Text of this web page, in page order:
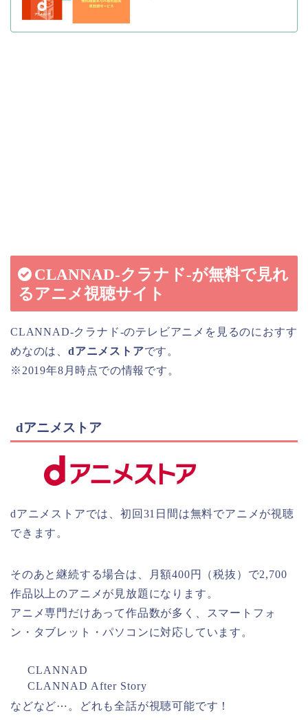
CLANNAD-クラナド-が無料で見れ
るアニメ視聴サイト
CLANNAD-クラナド-のテレビアニメを見るのにおすす
めなのは、 dアニメストアです。
※2019年8月時点での情報です。
dアニメストア
dアニメストアでは、初回31日間は無料でアニメが視聴
できます。
そのあと継続する場合は、月額400円（税抜）で2,700
作品以上のアニメが見放題になります。
アニメ専門だけあって作品数が多く、スマートフォ
ン・タブレット・パソコンに対応しています。
CLANNAD
CLANNAD After Story
などなど⋯。どれも全話が視聴可能です！